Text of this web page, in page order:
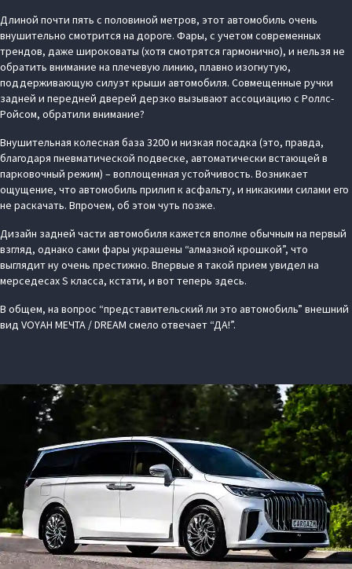
Длиной почти пять с половиной метров, этот автомобиль очень
внушительно смотрится на дороге. Фары, с учетом современных
трендов, даже широковаты (хотя смотрятся гармонично), и нельзя не
обратить внимание на плечевую линию, плавно изогнутую,
поддерживающую силуэт крыши автомобиля. Совмещенные ручки
задней и передней дверей дерзко вызывают ассоциацию с Роллс-
Ройсом, обратили внимание?
Внушительная колесная база 3200 и низкая посадка (это, правда,
благодаря пневматической подвеске, автоматически встающей в
парковочный режим) – воплощенная устойчивость. Возникает
ощущение, что автомобиль прилип к асфальту, и никакими силами его
не раскачать. Впрочем, об этом чуть позже.
Дизайн задней части автомобиля кажется вполне обычным на первый
взгляд, однако сами фары украшены “алмазной крошкой”, что
выглядит ну очень престижно. Впервые я такой прием увидел на
мерседесах S класса, кстати, и вот теперь здесь.
В общем, на вопрос “представительский ли это автомобиль” внешний
вид VOYAH МЕЧТА / DREAM смело отвечает “ДА!”.